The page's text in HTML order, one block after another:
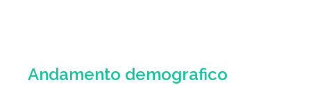
Andamento demografico